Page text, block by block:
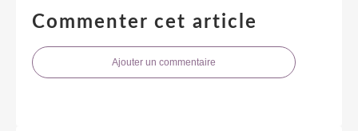
Commenter cet article
Ajouter un commentaire